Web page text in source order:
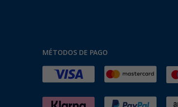
MÉTODOS DE PAGO